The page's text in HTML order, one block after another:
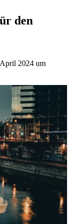
den
2024 um